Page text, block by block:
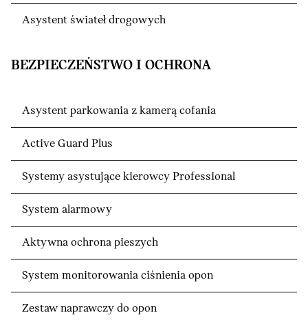
Asystent świateł drogowych
BEZPIECZEŃSTWO I OCHRONA
Asystent parkowania z kamerą cofania
Active Guard Plus
Systemy asystujące kierowcy Professional
System alarmowy
Aktywna ochrona pieszych
System monitorowania ciśnienia opon
Zestaw naprawczy do opon